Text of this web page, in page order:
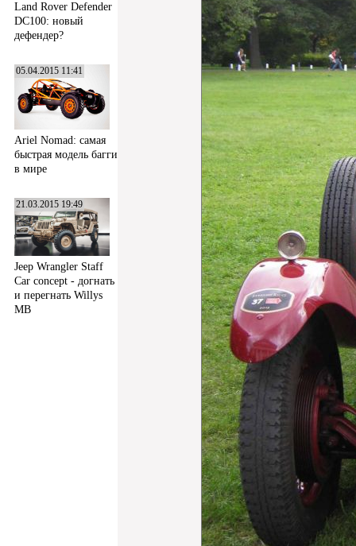
Land Rover Defender
DC100: новый
дефендер?
05.04.2015 11:41
Ariel Nomad: самая
быстрая модель багги
в мире
21.03.2015 19:49
Jeep Wrangler Staff
Car concept - догнать
и перегнать Willys
MB